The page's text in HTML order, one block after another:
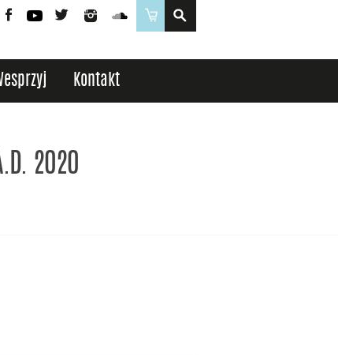
Logowanie
FacebookYouTubeTwitter InstagramSoundCloud
Sklep
Kontakt
2020